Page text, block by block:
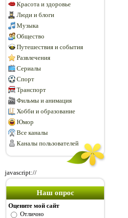
Красота и здоровье
Люди и блоги
Музыка
Общество
Путешествия и события
Развлечения
Сериалы
Спорт
Транспорт
Фильмы и анимация
Хобби и образование
Юмор
Все каналы
Каналы пользователей
javascript://
Наш опрос
Оцените мой сайт
Отлично